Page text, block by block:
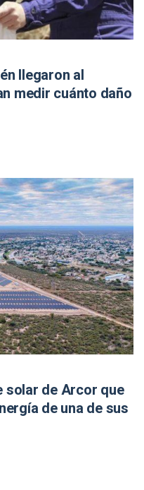
llegaron al
medir cuánto daño
solar de Arcor que
de una de sus